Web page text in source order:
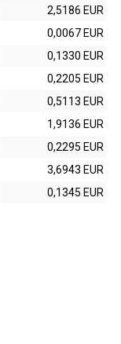
2,5186 EUR
0,0067 EUR
0,1330 EUR
0,2205 EUR
0,5113 EUR
1,9136 EUR
0,2295 EUR
3,6943 EUR
0,1345 EUR